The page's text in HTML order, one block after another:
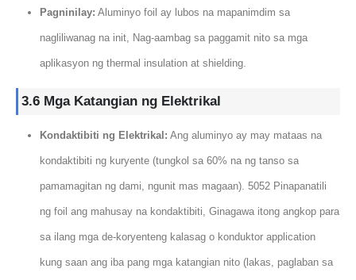
Pagninilay: Aluminyo foil ay lubos na mapanimdim sa
nagliliwanag na init, Nag-aambag sa paggamit nito sa mga
aplikasyon ng thermal insulation at shielding.
3.6 Mga Katangian ng Elektrikal
Kondaktibiti ng Elektrikal: Ang aluminyo ay may mataas na
kondaktibiti ng kuryente (tungkol sa 60% na ng tanso sa
pamamagitan ng dami, ngunit mas magaan). 5052 Pinapanatili
ng foil ang mahusay na kondaktibiti, Ginagawa itong angkop para
sa ilang mga de-koryenteng kalasag o konduktor application
kung saan ang iba pang mga katangian nito (lakas, paglaban sa